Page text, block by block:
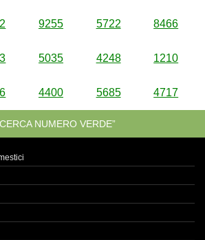
9255 5722 8466
5035 4248 1210
4400 5685 4717
NUMERO VERDE”